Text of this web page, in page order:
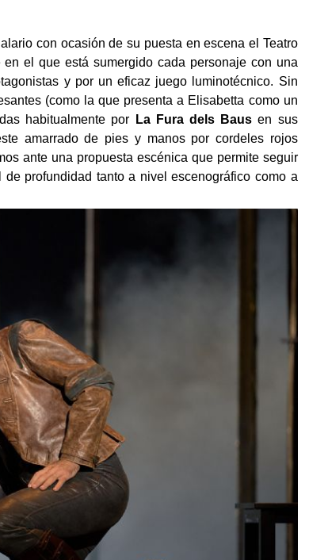
con ocasión de su puesta en escena el Teatro
el que está sumergido cada personaje con una
y por un eficaz juego luminotécnico. Sin
(como la que presenta a Elisabetta como un
habitualmente por
La Fura dels Baus en sus
amarrado de pies y manos por cordeles rojos
ante una propuesta escénica que permite seguir
profundidad tanto a nivel escenográfico como a